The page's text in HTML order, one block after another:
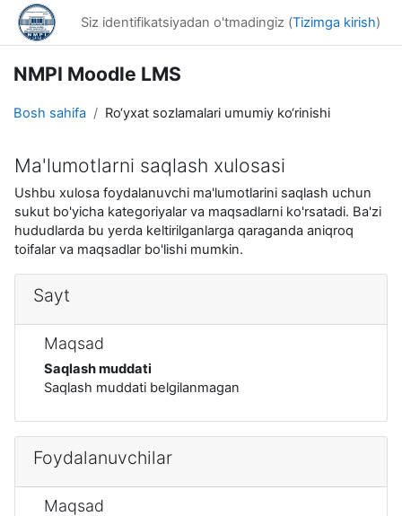
Asosiy mundarijaga o‘tish
Siz identifikatsiyadan o'tmadingiz (Tizimga kirish)
NMPI Moodle LMS
Bosh sahifa Ro‘yxat sozlamalari umumiy ko‘rinishi
Ma'lumotlarni saqlash xulosasi
Ushbu xulosa foydalanuvchi ma'lumotlarini saqlash uchun
sukut bo'yicha kategoriyalar va maqsadlarni ko'rsatadi. Ba'zi
hududlarda bu yerda keltirilganlarga qaraganda aniqroq
toifalar va maqsadlar bo'lishi mumkin.
Sayt
Maqsad
Saqlash muddati
Saqlash muddati belgilanmagan
Foydalanuvchilar
Maqsad